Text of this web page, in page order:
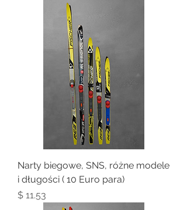
Narty biegowe, SNS, różne modele
i długości ( 10 Euro para)
Price
$ 11.53